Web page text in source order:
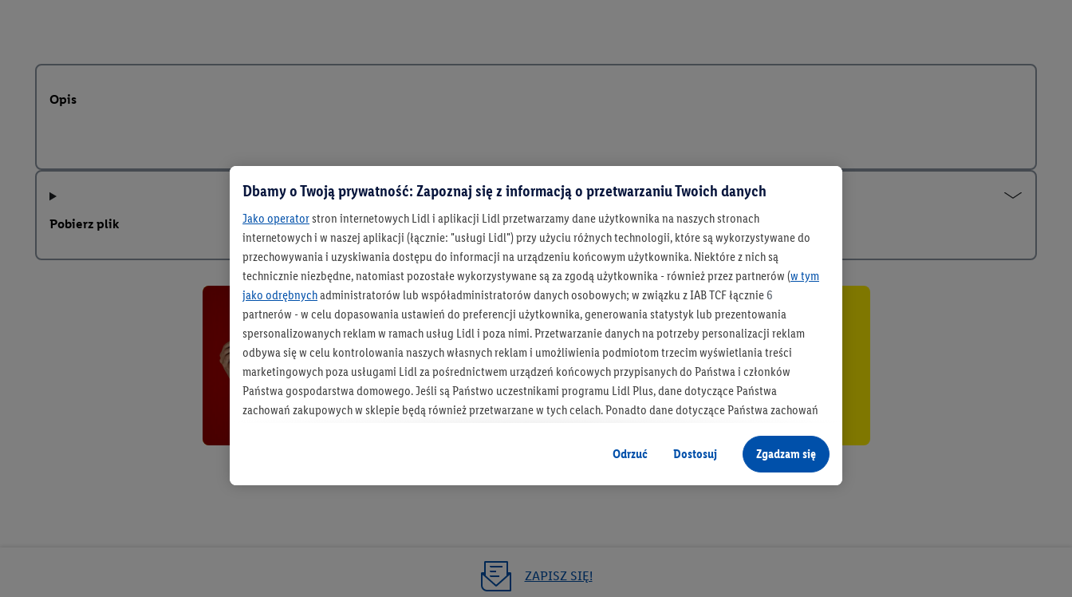
Opis
Pobierz plik
Bądź na bieżąco
Otrzymuj newsletter Lidla
Zapisz się!
ZAPISZ SIĘ!
Dbamy o Twoją prywatność: Zapoznaj się z informacją o przetwarzaniu Twoich danych
Jako operatorstron internetowych Lidl i aplikacji Lidl przetwarzamy dane użytkownika na naszych stronach
internetowych i w naszej aplikacji (łącznie: "usługi Lidl") przy użyciu różnych technologii, które są wykorzystywane do
przechowywania i uzyskiwania dostępu do informacji na urządzeniu końcowym użytkownika. Niektóre z nich są
technicznie niezbędne, natomiast pozostałe wykorzystywane są za zgodą użytkownika - również przez partnerów (w tym
jako odrębnychadministratorów lub współadministratorów danych osobowych; w związku z IAB TCF łącznie 6
partnerów - w celu dopasowania ustawień do preferencji użytkownika, generowania statystyk lub prezentowania
spersonalizowanych reklam w ramach usług Lidl i poza nimi. Przetwarzanie danych na potrzeby personalizacji reklam
odbywa się w celu kontrolowania naszych własnych reklam i umożliwienia podmiotom trzecim wyświetlania treści
marketingowych poza usługami Lidl za pośrednictwem urządzeń końcowych przypisanych do Państwa i członków
Państwa gospodarstwa domowego. Jeśli są Państwo uczestnikami programu Lidl Plus, dane dotyczące Państwa
zachowań zakupowych w sklepie będą również przetwarzane w tych celach. Ponadto dane dotyczące Państwa zachowań
jako niezależny administrator danych
Tworzenie spersonalizowanych reklam opiera się na generowaniu profili, które są również wzbogacane o dane z innych
końcowych w celu tworzenia grup docelowych (tzw. segmentów). W związku z personalizacją treści marketingowych,
przetwarzanie odbywa się również w celu pomiaru wydajności/skuteczności reklamy, badania grup docelowych,
Odrzuć Dostosuj Zgadzam się